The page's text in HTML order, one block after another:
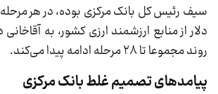
دلار از منابع ارزشمند ارزی کشور، به
روند مجموعا تا ۲۸ مرحله ادامه پیدا می‌کند.
پیامدهای تصمیم غلط بانک مرکزی